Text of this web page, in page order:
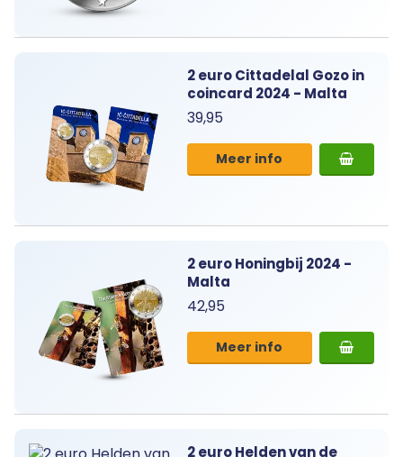
2 euro Cittadelal Gozo in
coincard 2024 - Malta
39,95
Meer info
2 euro Honingbij 2024 -
Malta
42,95
Meer info
2 euro Helden van de